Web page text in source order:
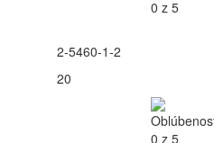
2-5460-1-2
20